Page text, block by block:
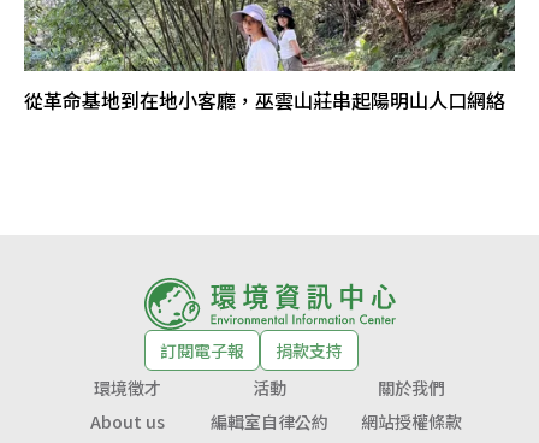
從革命基地到在地小客廳，巫雲山莊串起陽明山人口網絡
訂閱電子報
捐款支持
環境徵才
活動
關於我們
About us
編輯室自律公約 網站授權條款